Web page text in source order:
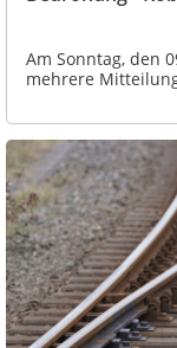
Am Sonntag, den
mehrere